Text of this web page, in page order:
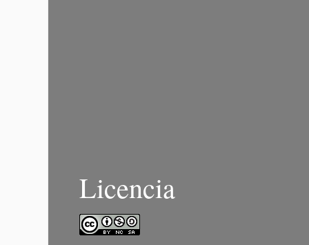
Licencia